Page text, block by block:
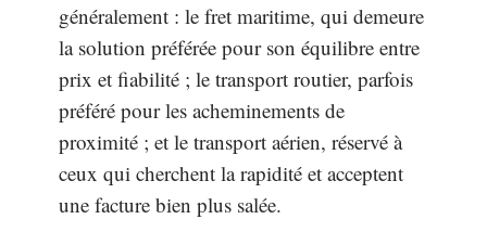
généralement : le fret maritime, qui demeure
la solution préférée pour son équilibre entre
prix et fiabilité ; le transport routier, parfois
préféré pour les acheminements de
proximité ; et le transport aérien, réservé à
ceux qui cherchent la rapidité et acceptent
une facture bien plus salée.